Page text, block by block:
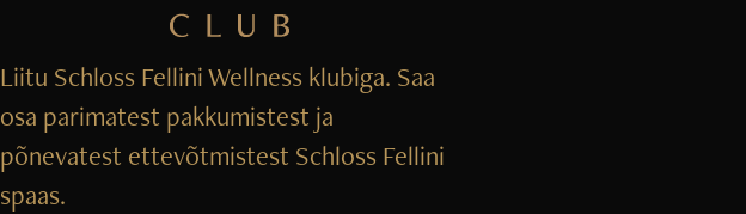
Liitu Schloss Fellini Wellness klubiga. Saa
osa parimatest pakkumistest ja
põnevatest ettevõtmistest Schloss Fellini
spaas.